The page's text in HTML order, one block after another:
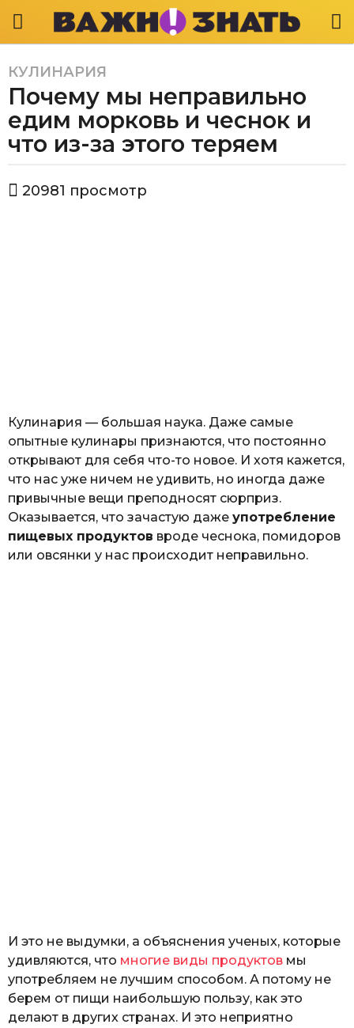
6
л
т
a
o
КУЛИНАРИЯ
Почему мы неправильно
едим морковь и чеснок и
что из-за этого теряем
в
20981 просмотр
Кулинария — большая наука. Даже самые
опытные кулинары признаются, что постоянно
открывают для себя что-то новое. И хотя кажется,
что нас уже ничем не удивить, но иногда даже
привычные вещи преподносят сюрприз.
Оказывается, что зачастую даже употребление
пищевых продуктов вроде чеснока, помидоров
или овсянки у нас происходит неправильно.
И это не выдумки, а объяснения ученых, которые
удивляются, что многие виды продуктов мы
употребляем не лучшим способом. А потому не
берем от пищи наибольшую пользу, как это
делают в других странах. И это неприятно